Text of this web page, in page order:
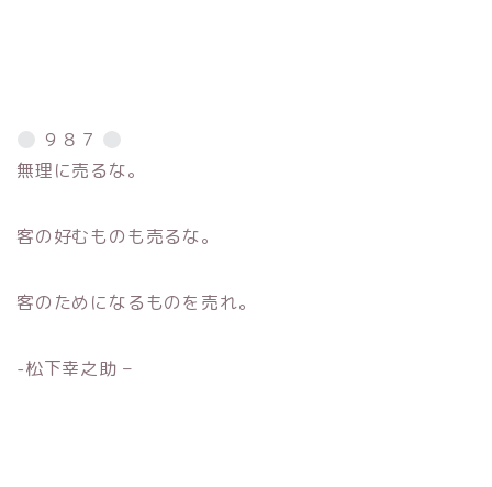
９８７
無理に売るな。
客の好むものも売るな。
客のためになるものを売れ。
-松下幸之助 –